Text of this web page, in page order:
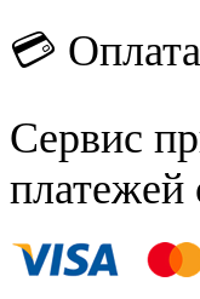
💳
Сервис
платежей